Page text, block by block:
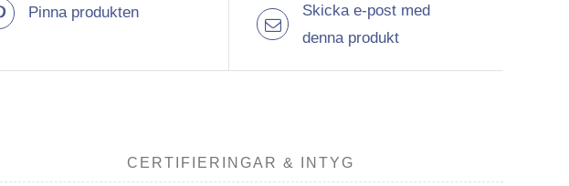
Pinna produkten
Skicka e-post med
denna produkt
CERTIFIERINGAR & INTYG